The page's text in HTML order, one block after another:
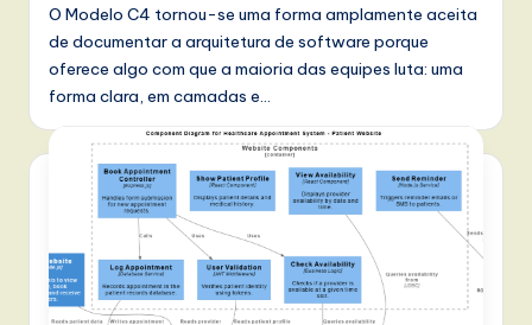
O Modelo C4 tornou-se uma forma amplamente aceita
de documentar a arquitetura de software porque
oferece algo com que a maioria das equipes luta: uma
forma clara, em camadas e…